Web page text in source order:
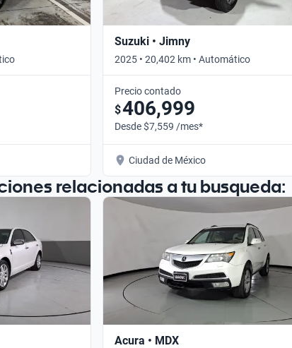
Suzuki • Jimny
2025 • 20,402 km • Automático
Precio contado
$406,999
Desde $7,559 /mes*
Ciudad de México
relacionadas a tu busqueda:
Acura • MDX